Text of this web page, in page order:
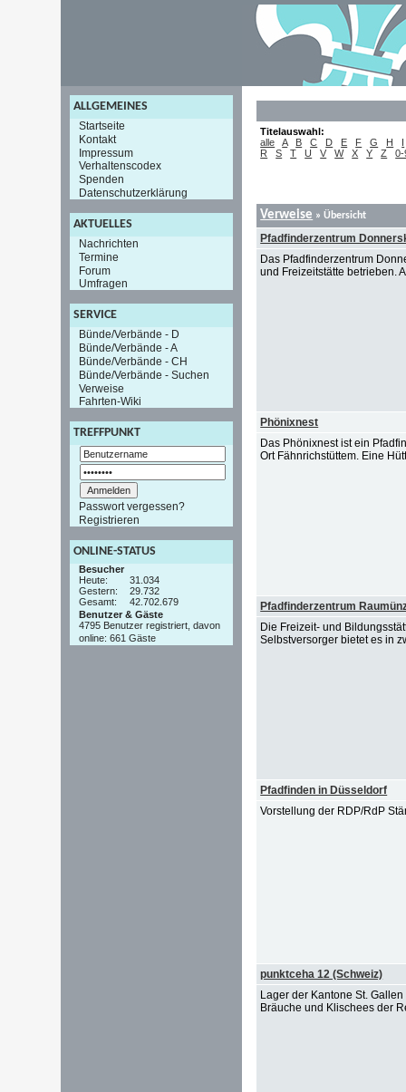
ALLGEMEINES
Startseite
Kontakt
Impressum
Verhaltenscodex
Spenden
Datenschutzerklärung
AKTUELLES
Nachrichten
Termine
Forum
Umfragen
SERVICE
Bünde/Verbände - D
Bünde/Verbände - A
Bünde/Verbände - CH
Bünde/Verbände - Suchen
Verweise
Fahrten-Wiki
TREFFPUNKT
Passwort vergessen?
Registrieren
ONLINE-STATUS
Besucher
Heute:
31.034
Gestern:
29.732
Gesamt:
42.702.679
Benutzer & Gäste
4795 Benutzer registriert, davon
online: 661 Gäste
Titelauswahl:
alle
A B C D E F G H
I
R
S T U V W X Y Z 0-
Verweise » Übersicht
Pfadfinderzentrum
Das Pfadfinderzentrum
und Freizeitstätte betrieben.
Phönixnest
Das Phönixnest ist ein
Ort Fähnrichstüttem. Eine
Pfadfinderzentrum
Die Freizeit- und
Selbstversorger bietet es in
Pfadfinden in Düsseldorf
Vorstellung der RDP/RdP
punktceha 12 (Schweiz)
Lager der Kantone St.
Bräuche und Klischees der